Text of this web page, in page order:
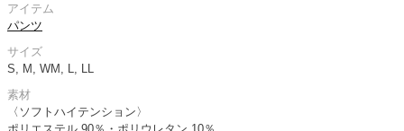
アイテム
パンツ
サイズ
S, M, WM, L, LL
素材
〈ソフトハイテンション〉